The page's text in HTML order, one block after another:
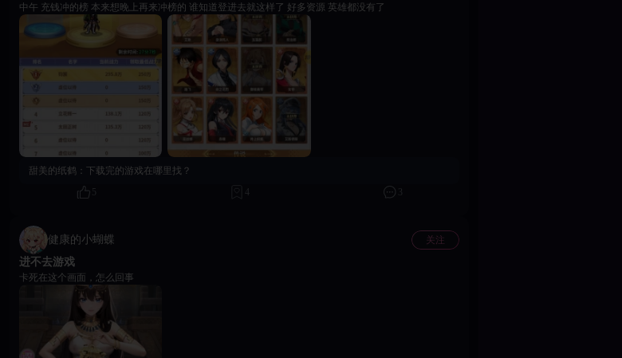
中午 充钱冲的榜 本来想晚上再来冲榜的 谁知道登进去就这样了 好多资源 英雄都没有了
甜美的纸鹤： 下载完的游戏在哪里找？
5
4
健康的小蝴蝶 关注
进不去游戏
卡死在这个画面，怎么回事